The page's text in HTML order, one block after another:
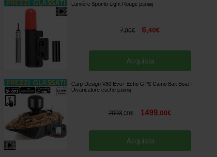
Lumière Spomb Light Rouge 213488]
7,90€ 6,40€
Acquista
Carp Design V80 Evo+ Echo GPS Camo Bait Boat +
Divaricatore esche
213046]
2093,00€ 1499,00€
Acquista